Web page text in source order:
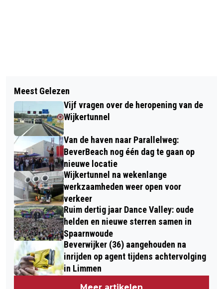
BOUW HERTENWEREND HEK
WATERLEIDINGDUINEN GAAT VERDER;
BEZWAAR ONGEGROND VERKLAARD
COLUMN VAN DE DAG: DE BALLENBAK
VAN DE NATUUR
Meest Gelezen
Vijf vragen over de heropening van de
Wijkertunnel
Van de haven naar Parallelweg:
BeverBeach nog één dag te gaan op
nieuwe locatie
Wijkertunnel na wekenlange
werkzaamheden weer open voor
verkeer
Ruim dertig jaar Dance Valley: oude
helden en nieuwe sterren samen in
Spaarnwoude
Beverwijker (36) aangehouden na
inrijden op agent tijdens achtervolging
in Limmen
Meer artikelen